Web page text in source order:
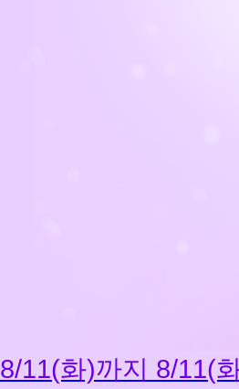
8/11(화)까지 8/11(